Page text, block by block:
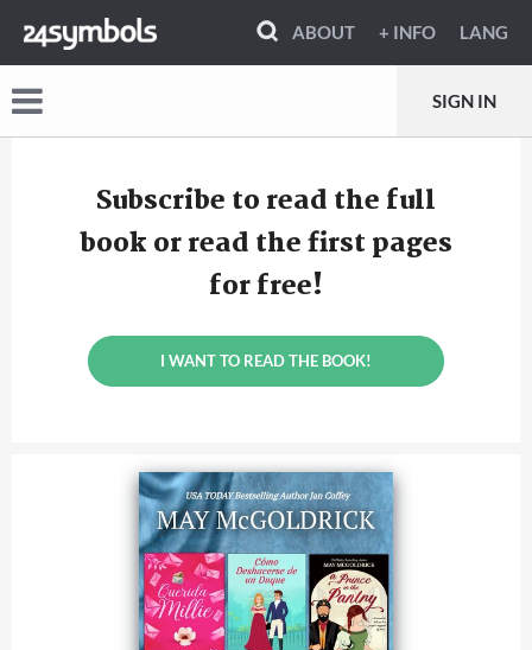
ABOUT + INFO LANG
SIGN IN
Subscribe to read the full
book or read the first pages
for free!
I WANT TO READ THE BOOK!